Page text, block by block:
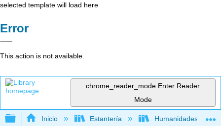
selected template will load here
Error
This action is not available.
chrome_reader_mode Enter Reader
Mode
Expandir/contraer jerarquía global
Inicio Estantería Humanidades